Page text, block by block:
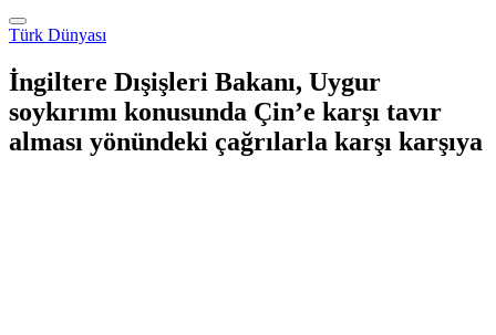
Türk Dünyası
İngiltere Dışişleri Bakanı, Uygur
soykırımı konusunda Çin’e karşı tavır
alması yönündeki çağrılarla karşı karşıya